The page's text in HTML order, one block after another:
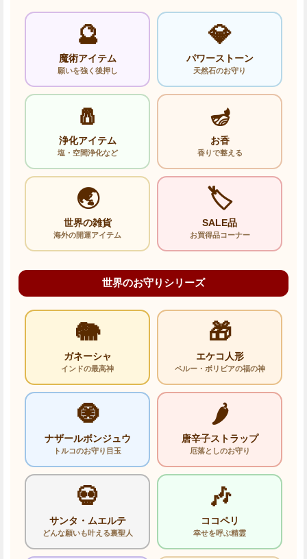
🔮
魔術アイテム
願いを強く後押し
💎
パワーストーン
天然石のお守り
🧂
浄化アイテム
塩・空間浄化など
🪔
お香
香りで整える
🌏
世界の雑貨
海外の開運アイテム
🏷️
SALE品
お買得品コーナー
世界のお守りシリーズ
🐘
ガネーシャ
インドの最高神
🎁
エケコ人形
ペルー・ボリビアの福の神
🧿
ナザールボンジュウ
トルコのお守り目玉
🌶️
唐辛子ストラップ
厄落としのお守り
💀
サンタ・ムエルテ
どんな願いも叶える裏聖人
🎶
ココペリ
幸せを呼ぶ精霊